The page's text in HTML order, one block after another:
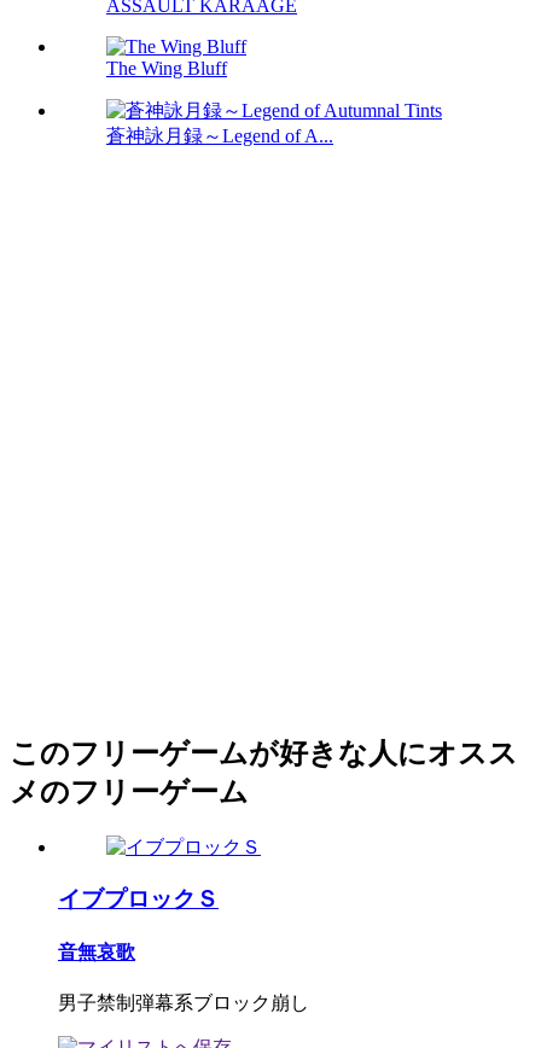
ASSAULT KARAAGE
The Wing Bluff
蒼神詠月録～Legend of A...
このフリーゲームが好きな人にオスス
メのフリーゲーム
イブプロックＳ
音無哀歌
男子禁制弾幕系ブロック崩し